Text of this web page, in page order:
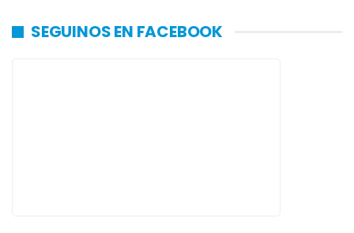
SEGUINOS EN FACEBOOK